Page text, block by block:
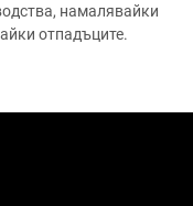
намалявайки
отпадъците.